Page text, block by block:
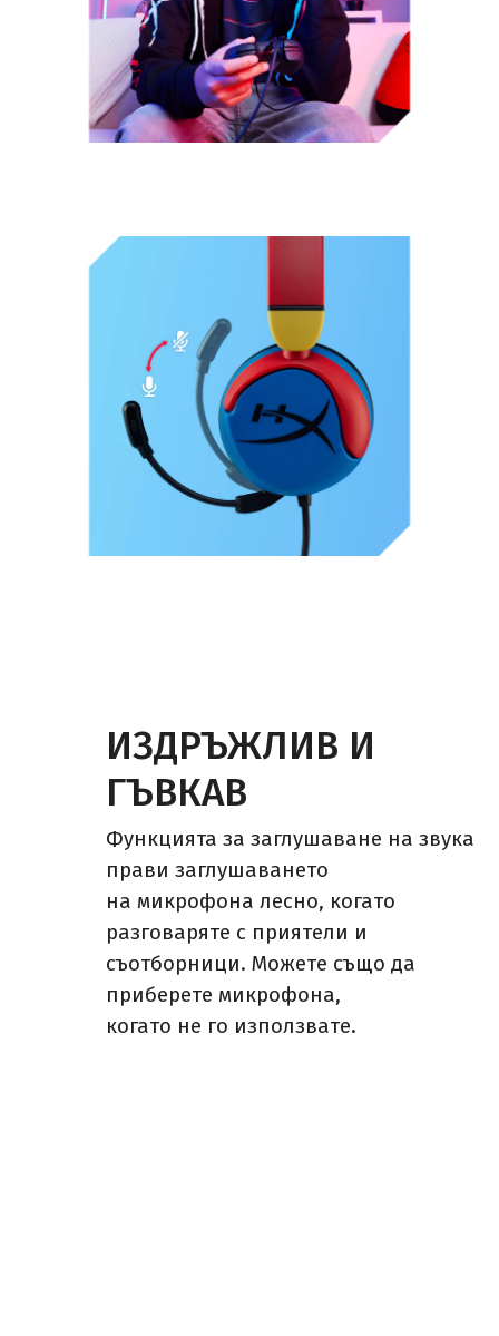
ИЗДРЪЖЛИВ И
ГЪВКАВ
Функцията за заглушаване на звука
прави заглушаването
на микрофона лесно, когато
разговаряте с приятели и
съотборници. Можете също да
приберете микрофона,
когато не го използвате.